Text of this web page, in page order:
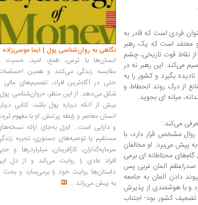
فردی است که قادر به
معتقد است که یک رهبر
نقاط قوت تاریخی، چشم
می‌کند. این رهبر نه در
بگیرد و کشور را به
از درک روند انحطاط و
میانه ای بجوید.
می‌کند:
مشخص قرار دارد، با
به پیش می‌برد. او مخالفان
گام‌های محتاطانه ای برمی
صدراعظم آلمان غربی پس
دادن آلمان به جامعه
و با هوشمندی از پذیرش
تضعیف کشور بود- اجتناب
نگاهی به روان‌شناسی پول | ایما موسی‌زاده
انسان‌ها با ترس، طمع، امید، حسرت
مقایسه زندگی می‌کنند و همین
حتی در آگاه‌ترین افراد، تصمیم‌های مالی
شکل می‌دهد. از این منظر، «روان‌شناسی
بیش از آنکه درباره پول باشد، کتابی
انسان معاصر و رابطه پرتنش او با مفهوم
و دارایی است... اوزل به‌جای ارائه
مستقیم یا توصیه‌های دستوری، تجربه
سرمایه‌گذاران، کارآفرینان، میلیاردرها و
افراد عادی را روایت می‌کند و از دل
داستان‌ها روایت خود را برمی‌سازد و بحث
به پیش می‌راند ...